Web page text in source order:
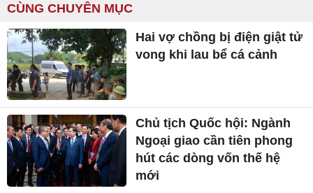
CÙNG CHUYÊN MỤC
Hai vợ chồng bị điện giật tử
vong khi lau bể cá cảnh
Chủ tịch Quốc hội: Ngành
Ngoại giao cần tiên phong
hút các dòng vốn thế hệ
mới